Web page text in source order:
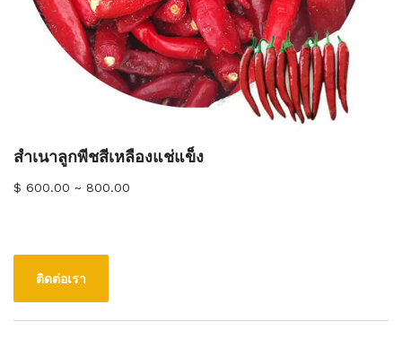
สำเนาลูกพีชสีเหลืองแช่แข็ง
$ 600.00 ~ 800.00
ติดต่อเรา